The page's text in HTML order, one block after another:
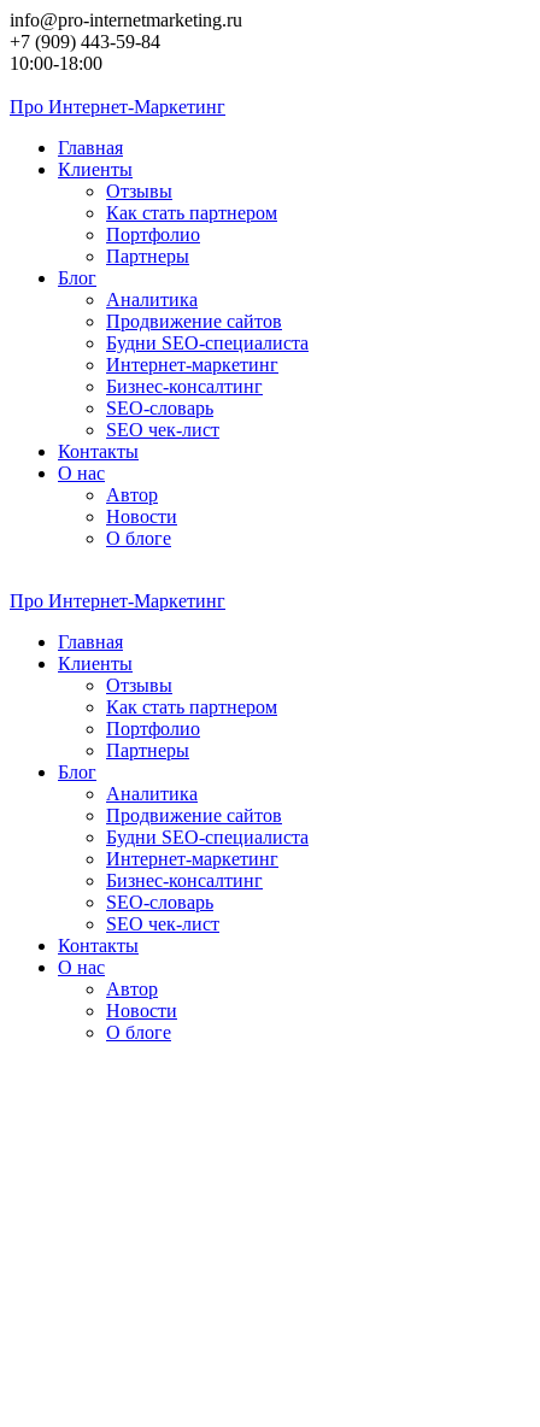
Перейти
к
контенту
info@pro-internetmarketing.ru
+7 (909) 443-59-84
10:00-18:00
Про Интернет-Маркетинг
Главная
Клиенты
Отзывы
Как стать партнером
Портфолио
Партнеры
Блог
Аналитика
Продвижение сайтов
Будни SEO-специалиста
Интернет-маркетинг
Бизнес-консалтинг
SEO-словарь
SEO чек-лист
Контакты
О нас
Автор
Новости
О блоге
Про Интернет-Маркетинг
Главная
Клиенты
Отзывы
Как стать партнером
Портфолио
Партнеры
Блог
Аналитика
Продвижение сайтов
Будни SEO-специалиста
Интернет-маркетинг
Бизнес-консалтинг
SEO-словарь
SEO чек-лист
Контакты
О нас
Автор
Новости
О блоге